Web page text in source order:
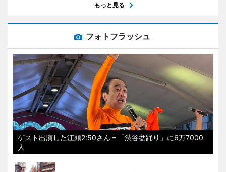
もっと見る
フォトフラッシュ
ゲスト出演した江頭2:50さん＝「渋谷盆踊り」に6万7000
人